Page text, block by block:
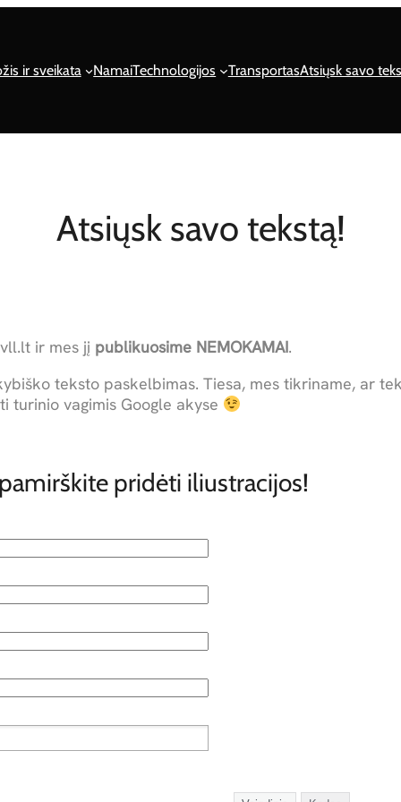
ir sveikata NamaiTechnologijos TransportasAtsiųsk savo
Atsiųsk savo tekstą!
ir mes jį publikuosime NEMOKAMAI.
teksto paskelbimas. Tiesa, mes tikriname, ar
turinio vagimis Google akyse
pridėti iliustracijos!